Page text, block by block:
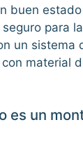
buen
para
un sistema
material
es un